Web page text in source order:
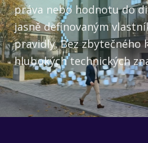
práva nebo hodnotu do
jasně definovaným
pravidly. Bez zbytečného
hlubokých technických